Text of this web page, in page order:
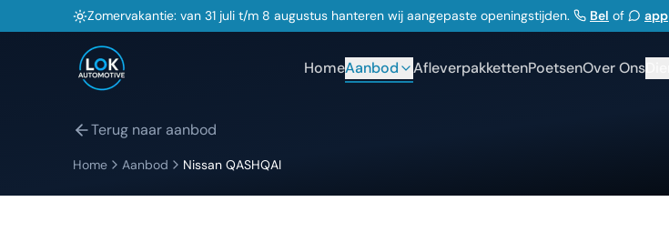
Zomervakantie: van 31 juli t/m 8 augustus hanteren wij aangepaste openingstijden. Bel of app
HomeAanbod AfleverpakkettenPoetsenOver Ons
Terug naar aanbod
Home Aanbod Nissan QASHQAI